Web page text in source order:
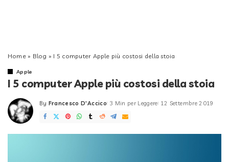
Home» Blog » I 5 computer Apple più costosi della stoia
Apple
I 5 computer Apple più costosi della stoia
Posted
by
By Francesco D'Accico 3 Min per Leggere 12 Settembre 2019